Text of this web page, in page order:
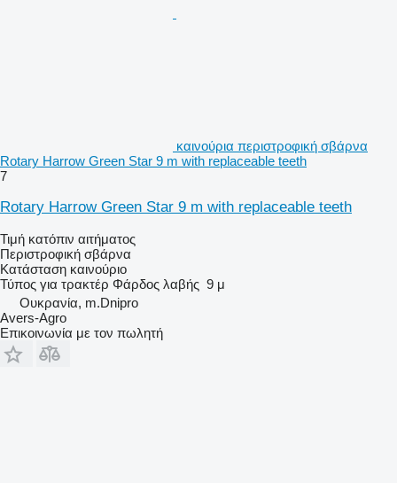
καινούρια περιστροφική σβάρνα
Rotary Harrow Green Star 9 m with replaceable teeth
7
Rotary Harrow Green Star 9 m with replaceable teeth
Τιμή κατόπιν αιτήματος
Περιστροφική σβάρνα
Κατάσταση καινούριο
Τύπος για τρακτέρ Φάρδος λαβής 9 μ
Ουκρανία, m.Dnipro
Avers-Agro
Επικοινωνία με τον πωλητή